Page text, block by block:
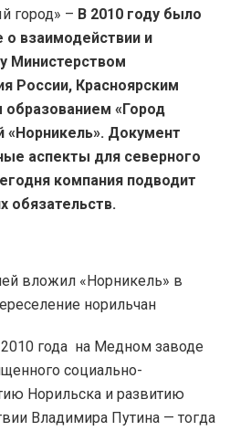
город» – В 2010 году было
о взаимодействии и
Министерством
России, Красноярским
«Город
«Норникель». Документ
аспекты для северного
компания подводит
обязательств.
2010 года на Медном заводе
социально-
Норильска и развитию
Владимира Путина — тогда